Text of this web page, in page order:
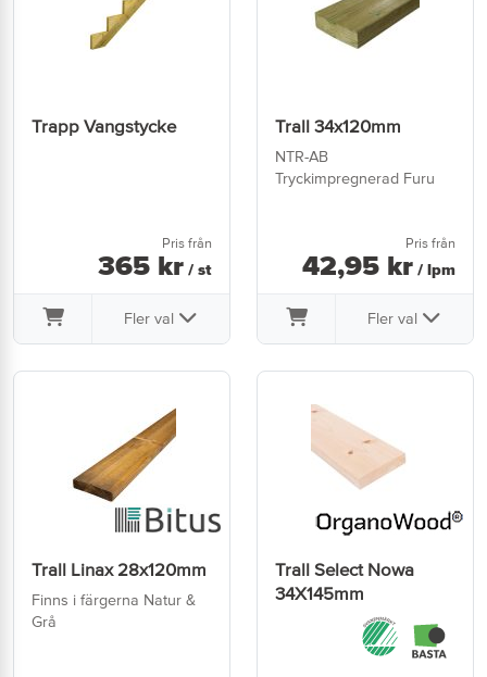
Trapp Vangstycke
Pris från
365 kr / st
Fler val
Trall 34x120mm
NTR-AB
Tryckimpregnerad Furu
Pris från
42,95 kr / lpm
Fler val
Trall Linax 28x120mm
Finns i färgerna Natur &
Grå
Trall Select Nowa
34X145mm